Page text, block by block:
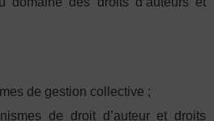
de gestion collective ;
de droit d’auteur et droits